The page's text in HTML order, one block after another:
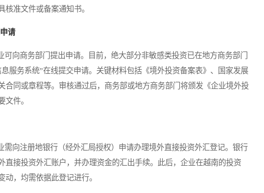
准文件或备案通知书。
请
商务部门提出申请。目前，绝大部分非敏感类投资已在地方商务部门
服务系统”在线提交申请。关键材料包括《境外投资备案表》、国家发展
合同或章程等。审核通过后，商务部或地方商务部门将颁发《企业境外投
文件。
向注册地银行（经外汇局授权）申请办理境外直接投资外汇登记。银行
直接投资外汇账户，并办理资金的汇出手续。此后，企业在越南的投资
，均需依据此登记进行。